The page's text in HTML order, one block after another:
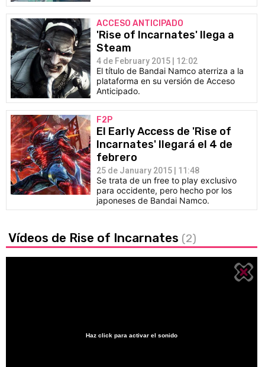
ACCESO ANTICIPADO
'Rise of Incarnates' llega a
Steam
4 de February 2015 | 12:02
El título de Bandai Namco aterriza a la
plataforma en su versión de Acceso
Anticipado.
F2P
El Early Access de 'Rise of
Incarnates' llegará el 4 de
febrero
25 de January 2015 | 11:48
Se trata de un free to play exclusivo
para occidente, pero hecho por los
japoneses de Bandai Namco.
Vídeos de Rise of Incarnates (2)
Haz click para activar el sonido